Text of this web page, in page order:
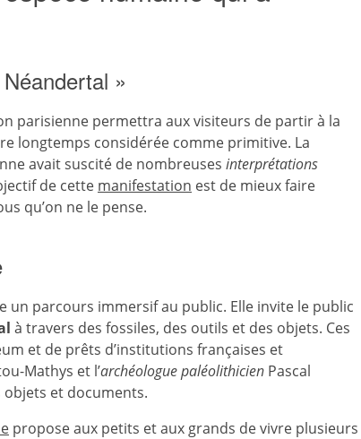
»
parisienne permettra aux visiteurs de partir à la
longtemps considérée comme primitive. La
avait suscité de nombreuses interprétations
de cette manifestation est de mieux faire
qu’on ne le pense.
un parcours immersif au public. Elle invite le public
à travers des fossiles, des outils et des objets. Ces
et de prêts d’institutions françaises et
Mathys et l’archéologue paléolithicien Pascal
objets et documents.
propose aux petits et aux grands de vivre plusieurs